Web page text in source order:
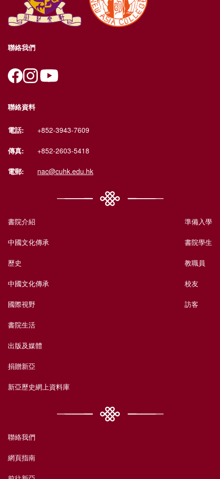
聯絡我們
聯絡資料
電話: +852-3943-7609
傳真: +852-2603-5418
電郵: nac@cuhk.edu.hk
書院介紹
中國文化傳承
歷史
中國文化傳承
國際視野
書院生活
出版及媒體
捐贈新亞
新亞歷史網上資料庫
準備入學
書院學生
教職員
校友
訪客
聯絡我們
網頁指南